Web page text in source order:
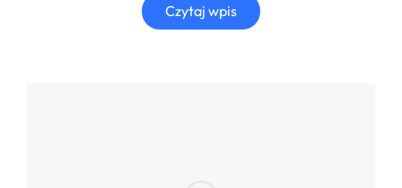
Czytaj wpis